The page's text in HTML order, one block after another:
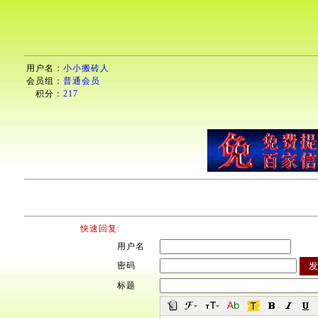
用户名： 小小搬砖人
会员组： 普通会员
积分： 217
快速回复:
用户名
密码
标题